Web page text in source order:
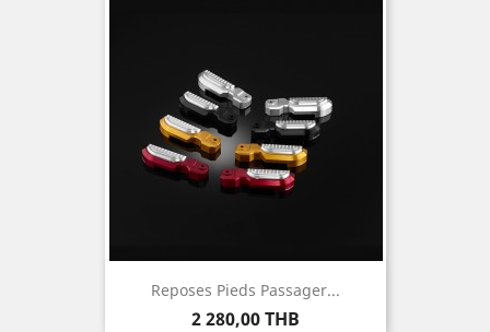
Reposes Pieds Passager...
Prix
2 280,00 THB